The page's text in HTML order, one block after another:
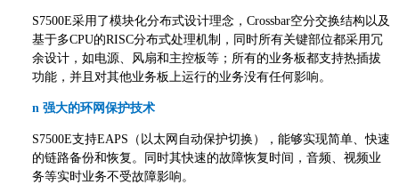
S7500E采用了模块化分布式设计理念，Crossbar空分交换结构以及
基于多CPU的RISC分布式处理机制，同时所有关键部位都采用冗
余设计，如电源、风扇和主控板等；所有的业务板都支持热插拔
功能，并且对其他业务板上运行的业务没有任何影响。
n 强大的环网保护技术
S7500E支持EAPS（以太网自动保护切换），能够实现简单、快速
的链路备份和恢复。同时其快速的故障恢复时间，音频、视频业
务等实时业务不受故障影响。